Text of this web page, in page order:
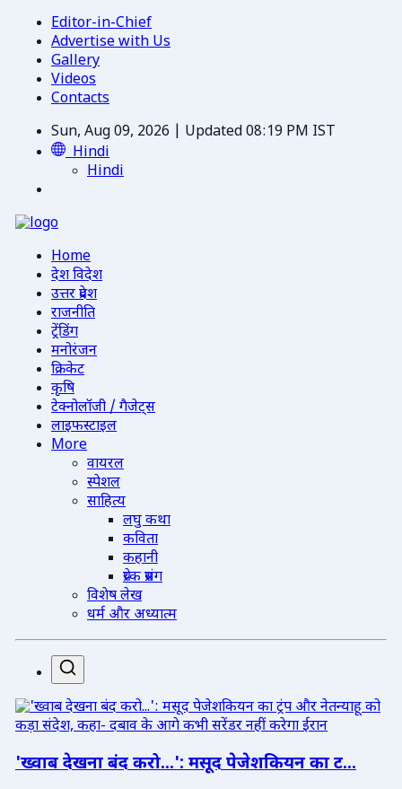
Editor-in-Chief
Advertise with Us
Gallery
Videos
Contacts
Sun, Aug 09, 2026 | Updated 08:19 PM IST
Hindi
Hindi
Home
देश विदेश
उत्तर प्रदेश
राजनीति
ट्रेंडिंग
मनोरंजन
क्रिकेट
कृषि
टेक्नोलॉजी / गैजेट्स
लाइफस्टाइल
More
वायरल
स्पेशल
साहित्य
लघु कथा
कविता
कहानी
प्रेरक प्रसंग
विशेष लेख
धर्म और अध्यात्म
'ख्वाब देखना बंद करो...': मसूद पेजेशकियन का ट...